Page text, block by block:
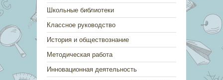
Школьные библиотеки
Классное руководство
История и обществознание
Методическая работа
Инновационная деятельность